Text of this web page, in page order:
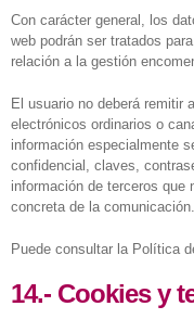
Con carácter general, los
web podrán ser tratados
relación a la gestión
El usuario no deberá remitir
electrónicos ordinarios o
información especialmente
confidencial, claves,
información de terceros que
concreta de la comunicación.
Puede consultar la Política
14.- Cookies y